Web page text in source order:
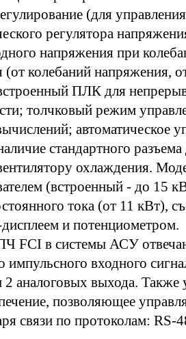
(для
регулятора
напряжения при
(от колебаний напряжения,
ПЛК для
толчковый режим
автоматическое
стандартного
охлаждения.
(встроенный - до 15
тока (от 11 кВт),
и потенциометром.
FCI в системы АСУ
импульсного входного
аналоговых выхода. Также
позволяющее
связи по протоколам: